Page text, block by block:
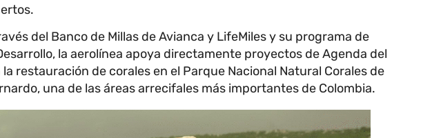
del Banco de Millas de Avianca y LifeMiles y su programa de
la aerolínea apoya directamente proyectos de Agenda del
la restauración de corales en el Parque Nacional Natural Corales de
una de las áreas arrecifales más importantes de Colombia.